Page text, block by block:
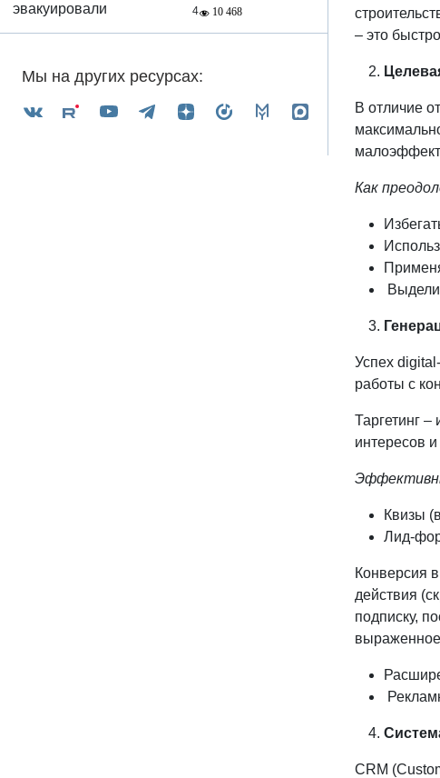
4 10 468
Мы на других ресурсах:
– это
В отличие
Как
Успех
работы с
Таргетинг –
интересов
Квизы
Лид-
Конверсия
действия
подписку,
CRM